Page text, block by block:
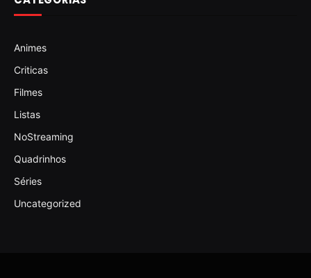
Animes
Criticas
Filmes
Listas
NoStreaming
Quadrinhos
Séries
Uncategorized